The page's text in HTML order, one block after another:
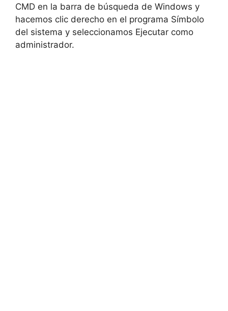
CMD en la barra de búsqueda de Windows y
hacemos clic derecho en el programa Símbolo
del sistema y seleccionamos Ejecutar como
administrador.